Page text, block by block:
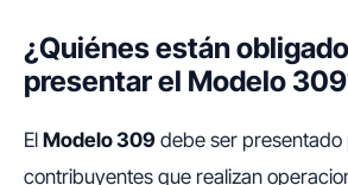
¿Quiénes están
presentar el Modelo
El Modelo 309 debe ser presentado
contribuyentes que realizan